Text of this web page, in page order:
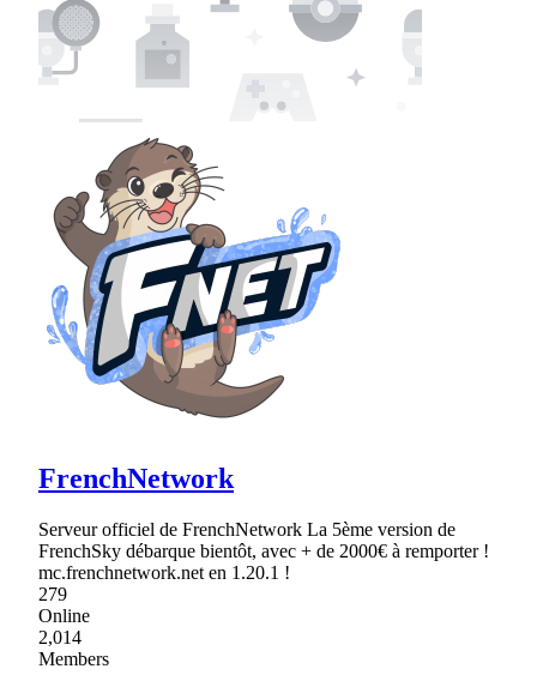
FrenchNetwork
Serveur officiel de FrenchNetwork La 5ème version de
FrenchSky débarque bientôt, avec + de 2000€ à remporter !
mc.frenchnetwork.net en 1.20.1 !
279
Online
2,014
Members